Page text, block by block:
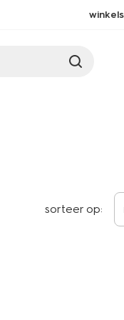
winkels
sorteer op: